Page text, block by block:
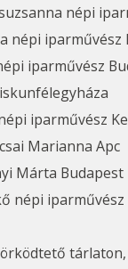
népi
népi
iparművész
iparművész
Marianna Apc
Márta Budapest
népi